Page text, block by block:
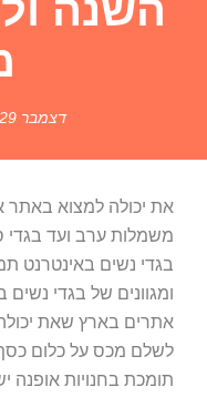
השנה
דצמבר 29, 2022
את יכולה למצוא באתר
משמלות ערב ועד
בגדי נשים באינטרנט
ומגוונים של בגדי נשים
אתרים בארץ שאת יכולה
לשלם מכס על כלום
תומכת בחנויות